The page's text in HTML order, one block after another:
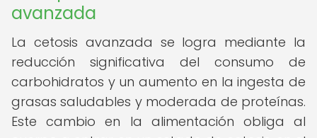
avanzada
La cetosis avanzada se logra mediante la
reducción significativa del consumo de
carbohidratos y un aumento en la ingesta de
grasas saludables y moderada de proteínas.
Este cambio en la alimentación obliga al